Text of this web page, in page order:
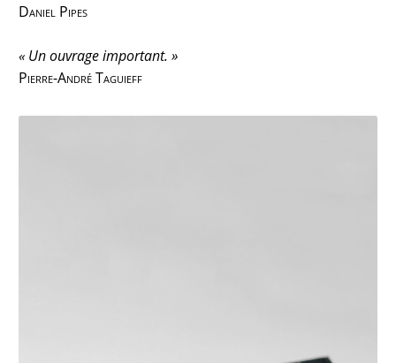
Daniel Pipes
« Un ouvrage important. »
Pierre-André Taguieff